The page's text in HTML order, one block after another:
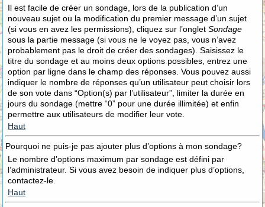
Il est facile de créer un sondage, lors de la publication d’un
nouveau sujet ou la modification du premier message d’un sujet
(si vous en avez les permissions), cliquez sur l’onglet Sondage
sous la partie message (si vous ne le voyez pas, vous n’avez
probablement pas le droit de créer des sondages). Saisissez le
titre du sondage et au moins deux options possibles, entrez une
option par ligne dans le champ des réponses. Vous pouvez aussi
indiquer le nombre de réponses qu’un utilisateur peut choisir lors
de son vote dans “Option(s) par l’utilisateur”, limiter la durée en
jours du sondage (mettre “0” pour une durée illimitée) et enfin
permettre aux utilisateurs de modifier leur vote.
Haut
Pourquoi ne puis-je pas ajouter plus d’options à mon sondage?
Le nombre d’options maximum par sondage est défini par
l’administrateur. Si vous avez besoin de indiquer plus d’options,
contactez-le.
Haut